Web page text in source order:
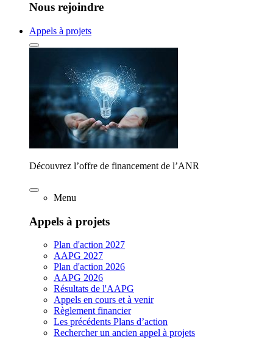
Nous rejoindre
Appels à projets
Découvrez l’offre de financement de l’ANR
Menu
Appels à projets
Plan d'action 2027
AAPG 2027
Plan d'action 2026
AAPG 2026
Résultats de l'AAPG
Appels en cours et à venir
Règlement financier
Les précédents Plans d’action
Rechercher un ancien appel à projets